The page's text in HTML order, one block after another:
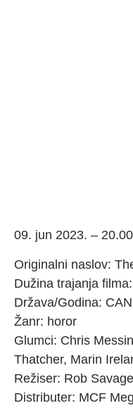
09. jun 2023. –
Originalni naslov:
Dužina trajanja
Država/Godina:
Žanr: horor
Glumci: Chris
Thatcher, Marin
Režiser: Rob Savage
Distributer: MCF